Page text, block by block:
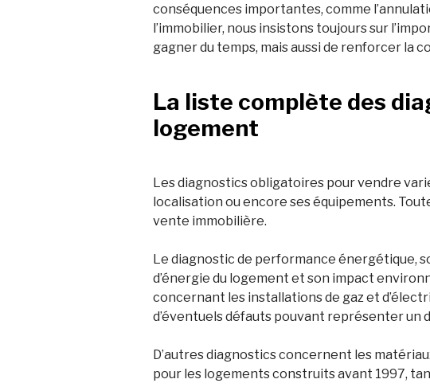
conséquences importantes, comme
l’immobilier, nous insistons toujours sur
gagner du temps, mais aussi de renforcer la
La liste complète des
logement
Les diagnostics obligatoires pour vendre
localisation ou encore ses équipements.
vente immobilière.
Le diagnostic de performance énergétique,
d’énergie du logement et son impact
concernant les installations de gaz et
d’éventuels défauts pouvant représenter un
D’autres diagnostics concernent les
pour les logements construits avant 1997,